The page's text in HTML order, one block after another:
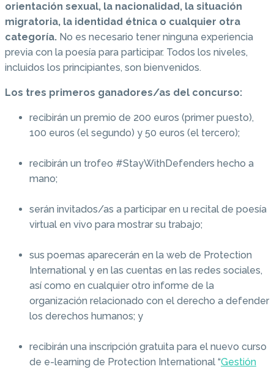
orientación sexual, la nacionalidad, la situación
migratoria, la identidad étnica o cualquier otra
categoría. No es necesario tener ninguna experiencia
previa con la poesía para participar. Todos los niveles,
incluidos los principiantes, son bienvenidos.
Los tres primeros ganadores/as del concurso:
recibirán un premio de 200 euros (primer puesto),
100 euros (el segundo) y 50 euros (el tercero);
recibirán un trofeo #StayWithDefenders hecho a
mano;
serán invitados/as a participar en u recital de poesía
virtual en vivo para mostrar su trabajo;
sus poemas aparecerán en la web de Protection
International y en las cuentas en las redes sociales,
así como en cualquier otro informe de la
organización relacionado con el derecho a defender
los derechos humanos; y
recibirán una inscripción gratuita para el nuevo curso
de e-learning de Protection International “Gestión